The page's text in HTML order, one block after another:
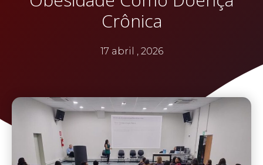
Crônica
17 abril , 2026